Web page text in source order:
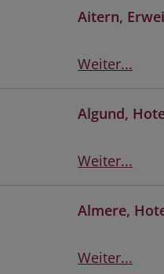
Aitern,
Weiter...
Algund,
Weiter...
Almere,
Weiter...